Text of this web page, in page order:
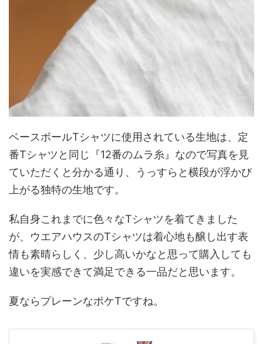
ベースボールTシャツに使用されている生地は、定
番Tシャツと同じ『12番のムラ糸』なので写真を見
ていただくと分かる通り、うっすらと横段が浮かび
上がる独特の生地です。
私自身これまでに色々なTシャツを着てきました
が、ウエアハウスのTシャツは着心地も醸し出す表
情も素晴らしく、少し高いかなと思って購入しても
違いを実感できて満足できる一品だと思います。
夏ならプレーンなポケTですね。